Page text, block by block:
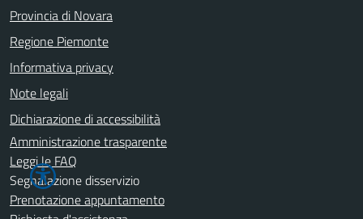
Provincia di Novara
Regione Piemonte
Informativa privacy
Note legali
Dichiarazione di accessibilità
Amministrazione trasparente
Leggi le FAQ
Segnalazione disservizio
Prenotazione appuntamento